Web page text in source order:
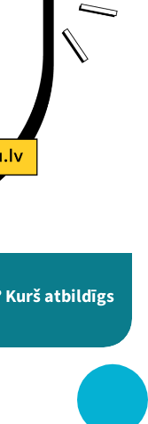
TikTok
atbildīgs